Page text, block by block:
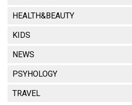
HEALTH&BEAUTY
KIDS
NEWS
PSYHOLOGY
TRAVEL